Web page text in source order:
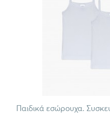
Παιδικά εσώρουχα.